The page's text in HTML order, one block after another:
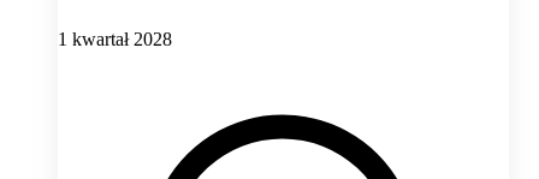
1 kwartał 2028